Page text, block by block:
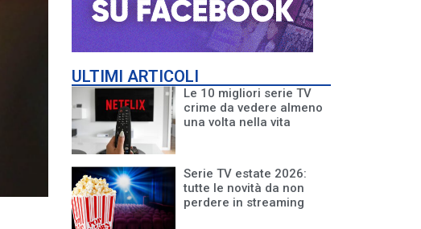
ULTIMI ARTICOLI
Le 10 migliori serie TV
crime da vedere almeno
una volta nella vita
Serie TV estate 2026:
tutte le novità da non
perdere in streaming